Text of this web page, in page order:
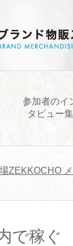
参加者のイ
タビュー集
ZEKKOCHO
で稼ぐ